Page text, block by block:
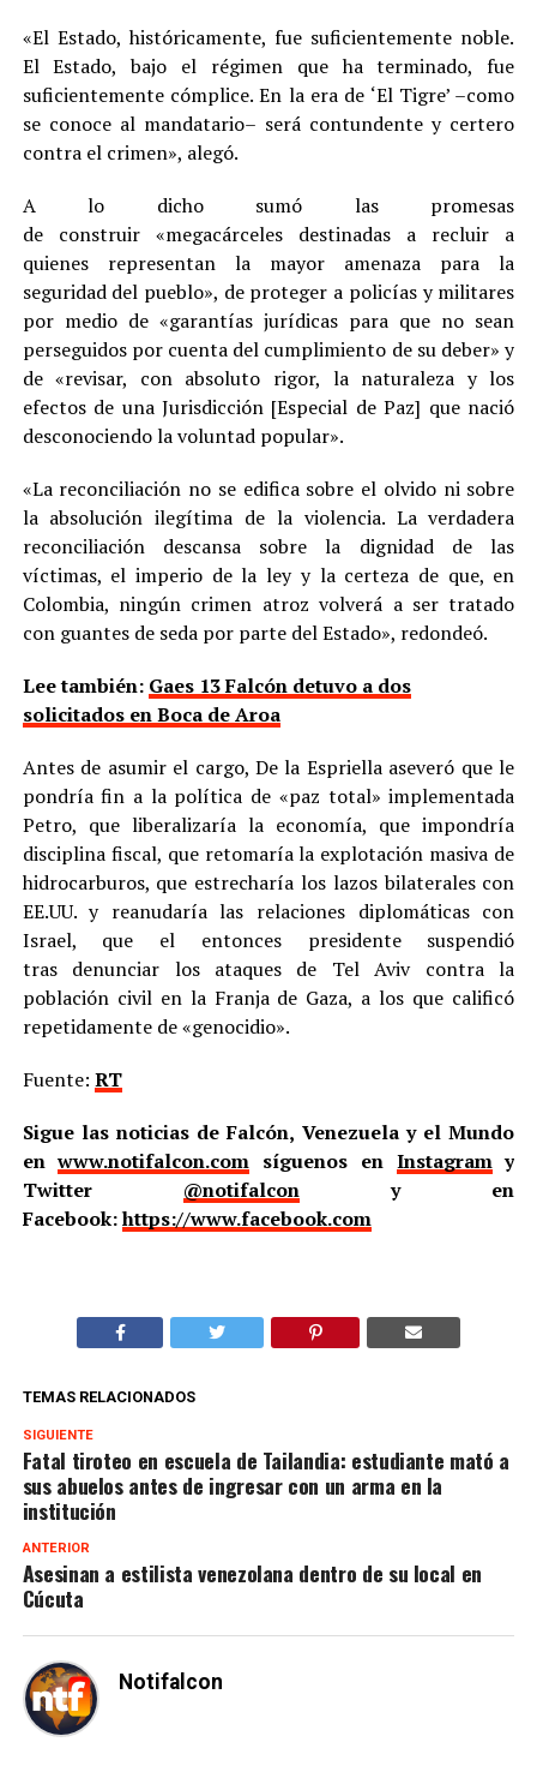
«El Estado, históricamente, fue suficientemente noble.
El Estado, bajo el régimen que ha terminado, fue
suficientemente cómplice. En la era de ‘El Tigre’ –como
se conoce al mandatario– será contundente y certero
contra el crimen», alegó.
A lo dicho sumó las promesas
de construir «megacárceles destinadas a recluir a
quienes representan la mayor amenaza para la
seguridad del pueblo», de proteger a policías y militares
por medio de «garantías jurídicas para que no sean
perseguidos por cuenta del cumplimiento de su deber» y
de «revisar, con absoluto rigor, la naturaleza y los
efectos de una Jurisdicción [Especial de Paz] que nació
desconociendo la voluntad popular».
«La reconciliación no se edifica sobre el olvido ni sobre
la absolución ilegítima de la violencia. La verdadera
reconciliación descansa sobre la dignidad de las
víctimas, el imperio de la ley y la certeza de que, en
Colombia, ningún crimen atroz volverá a ser tratado
con guantes de seda por parte del Estado», redondeó.
Lee también: Gaes 13 Falcón detuvo a dos
solicitados en Boca de Aroa
Antes de asumir el cargo, De la Espriella aseveró que le
pondría fin a la política de «paz total» implementada
Petro, que liberalizaría la economía, que impondría
disciplina fiscal, que retomaría la explotación masiva de
hidrocarburos, que estrecharía los lazos bilaterales con
EE.UU. y reanudaría las relaciones diplomáticas con
Israel, que el entonces presidente suspendió
tras denunciar los ataques de Tel Aviv contra la
población civil en la Franja de Gaza, a los que calificó
repetidamente de «genocidio».
Fuente: RT
Sigue las noticias de Falcón, Venezuela y el Mundo
enwww.notifalcon.com síguenos en Instagramy
Twitter @notifalcony en
Facebook:https://www.facebook.com
TEMAS RELACIONADOS
SIGUIENTE
Fatal tiroteo en escuela de Tailandia: estudiante mató a
sus abuelos antes de ingresar con un arma en la
institución
ANTERIOR
Asesinan a estilista venezolana dentro de su local en
Cúcuta
Notifalcon